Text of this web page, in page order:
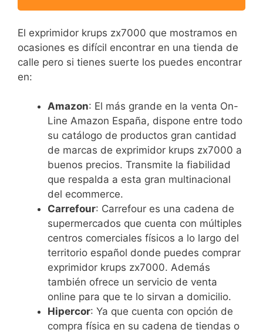
El exprimidor krups zx7000 que mostramos en
ocasiones es difícil encontrar en una tienda de
calle pero si tienes suerte los puedes encontrar
en:
Amazon: El más grande en la venta On-
Line Amazon España, dispone entre todo
su catálogo de productos gran cantidad
de marcas de exprimidor krups zx7000 a
buenos precios. Transmite la fiabilidad
que respalda a esta gran multinacional
del ecommerce.
Carrefour: Carrefour es una cadena de
supermercados que cuenta con múltiples
centros comerciales físicos a lo largo del
territorio español donde puedes comprar
exprimidor krups zx7000. Además
también ofrece un servicio de venta
online para que te lo sirvan a domicilio.
Hipercor: Ya que cuenta con opción de
compra física en su cadena de tiendas o